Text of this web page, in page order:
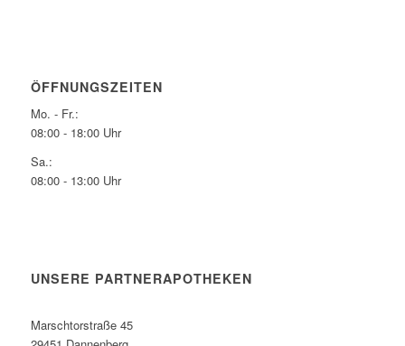
ÖFFNUNGSZEITEN
Mo. - Fr.:
08:00 - 18:00 Uhr
Sa.:
08:00 - 13:00 Uhr
UNSERE PARTNERAPOTHEKEN
Marschtorstraße 45